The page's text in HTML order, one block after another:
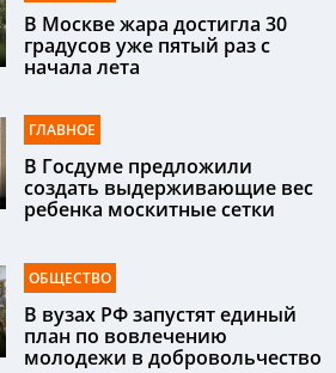
В Москве жара достигла 30
градусов уже пятый раз с
начала лета
ГЛАВНОЕ
В Госдуме предложили
создать выдерживающие вес
ребенка москитные сетки
ОБЩЕСТВО
В вузах РФ запустят единый
план по вовлечению
молодежи в добровольчество